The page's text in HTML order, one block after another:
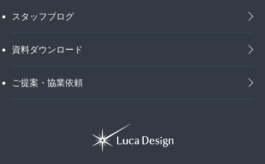
スタッフブログ
資料ダウンロード
ご提案・協業依頼